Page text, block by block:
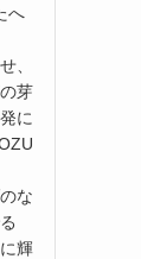
へ
、
芽
に
な
輝